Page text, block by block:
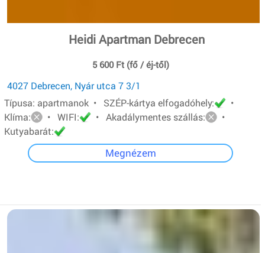
Heidi Apartman Debrecen
5 600 Ft (fő / éj-től)
4027 Debrecen, Nyár utca 7 3/1
Típusa: apartmanok • SZÉP-kártya elfogadóhely:
•
Klíma:
• WIFI: • Akadálymentes szállás:
•
Kutyabarát:
Megnézem